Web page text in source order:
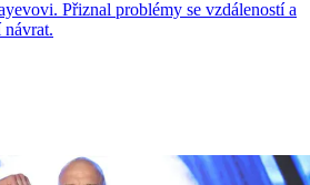
Přiznal problémy se vzdáleností a
návrat.